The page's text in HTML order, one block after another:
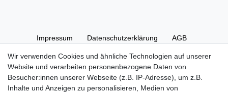
Wir verwenden Cookies und ähnliche Technologien auf unserer
Website und verarbeiten personenbezogene Daten von
Besucher:innen unserer Webseite (z.B. IP-Adresse), um z.B.
Inhalte und Anzeigen zu personalisieren, Medien von
Impressum Daten­schutz­erklärung AGB
Widerrufs­recht Vertrag widerrufen Kontakt